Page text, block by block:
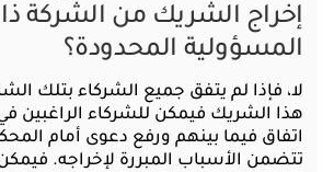
إخراج الشريك من الشركة
المسؤولية المحدودة؟
لا، فإذا لم يتفق جميع الشركاء بتلك
هذا الشريك فيمكن للشركاء الراغبين
اتفاق فيما بينهم ورفع دعوى أمام
تتضمن الأسباب المبررة لإخراجه.